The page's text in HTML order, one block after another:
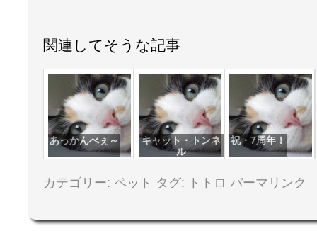
関連してそうな記事
あっかんべぇ～
キャット・トンネ
ル
祝・7周年！
カテゴリー: ペット タグ: トトロ パーマリンク